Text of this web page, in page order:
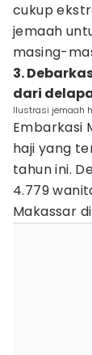
cukup
jemaah
masing-
3.
dari
Ilustrasi jemaah
Embarkasi
haji yang
tahun ini.
4.779
Makassar